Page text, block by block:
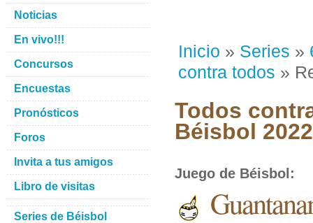
Inicio » Series »
contra todos »
Todos
Béisbol 2022
Juego de Béisbol :
Noticias
En vivo!!!
Concursos
Encuestas
Pronósticos
Foros
Invita a tus amigos
Libro de visitas
Series de Béisbol